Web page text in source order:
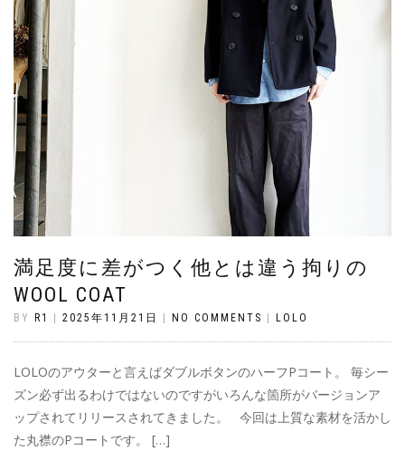
満足度に差がつく他とは違う拘りの
WOOL COAT
BY R1 2025年11月21日 NO COMMENTS LOLO
LOLOのアウターと言えばダブルボタンのハーフPコート。 毎シー
ズン必ず出るわけではないのですがいろんな箇所がバージョンア
ップされてリリースされてきました。 今回は上質な素材を活かし
た丸襟のPコートです。 […]